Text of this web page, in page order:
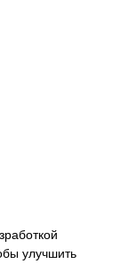
улучшить